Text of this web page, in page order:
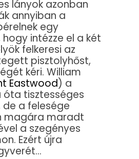
lányok azonban
annyiban a
egy
intézze el a két
felkeresi az
pisztolyhőst,
kéri. William
Eastwood) a
óta tisztességes
a felesége
magára maradt
a szegényes
Ezért újra